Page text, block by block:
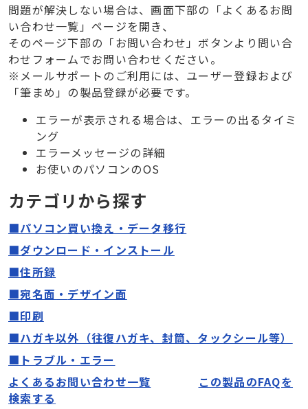
問題が解決しない場合は、画面下部の「よくあるお問
い合わせ一覧」ページを開き、
そのページ下部の「お問い合わせ」ボタンより問い合
わせフォームでお問い合わせください。
※メールサポートのご利用には、ユーザー登録および
「筆まめ」の製品登録が必要です。
エラーが表示される場合は、エラーの出るタイミ
ング
エラーメッセージの詳細
お使いのパソコンのOS
カテゴリから探す
■パソコン買い換え・データ移行
■ダウンロード・インストール
■住所録
■宛名面 ・ デザイン面
■印刷
■ハガキ以外（往復ハガキ、封筒、タックシール等）
■トラブル・エラー
よくあるお問い合わせ一覧
この製品のFAQを
検索する